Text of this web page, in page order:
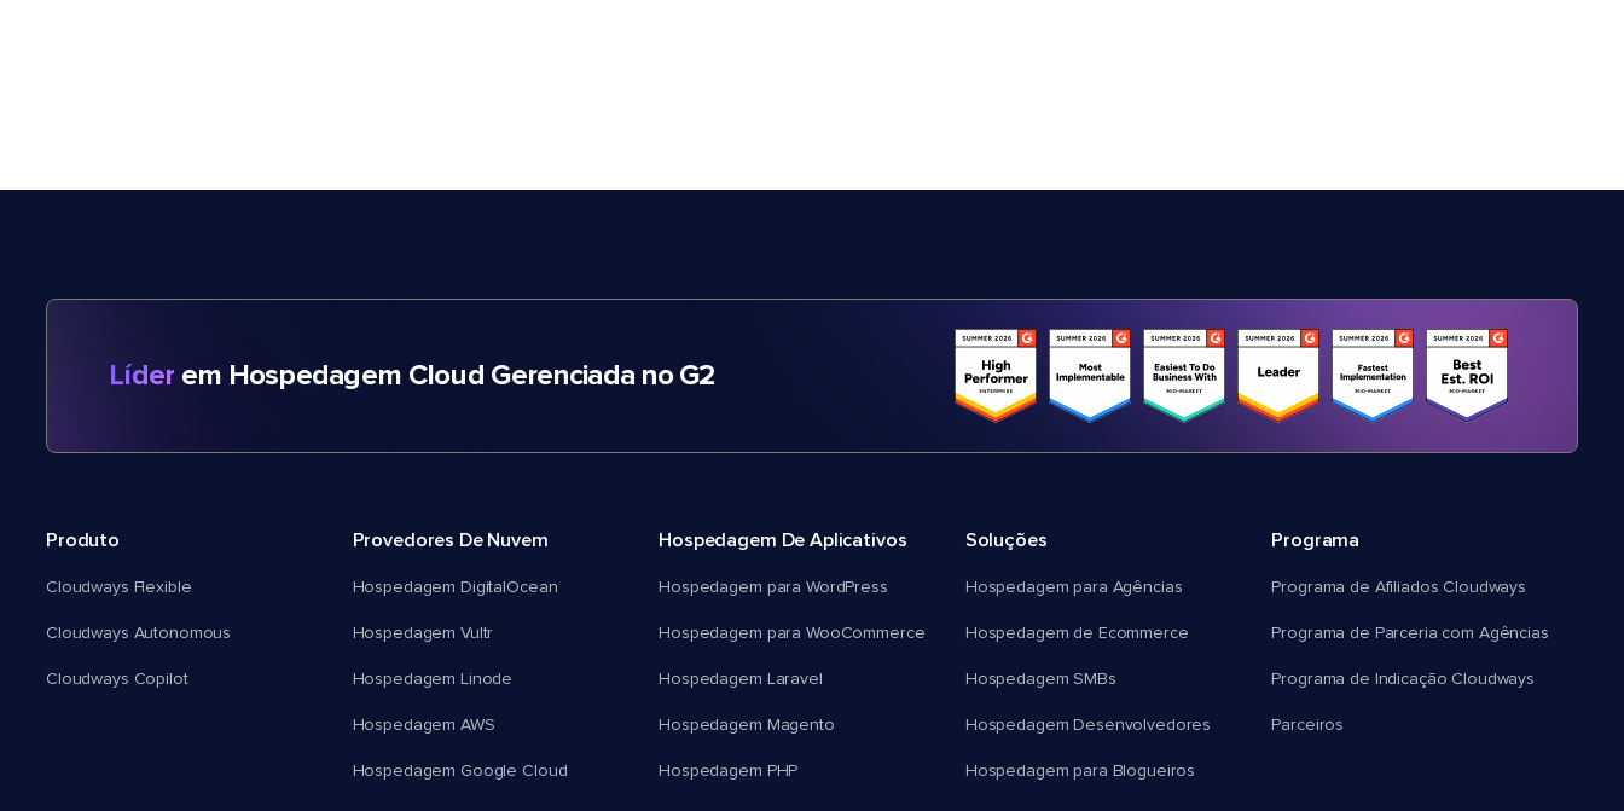
Líder em Hospedagem Cloud Gerenciada no G2
Produto
Cloudways Flexible
Cloudways Autonomous
Cloudways Copilot
Provedores De Nuvem
Hospedagem DigitalOcean
Hospedagem Vultr
Hospedagem Linode
Hospedagem AWS
Hospedagem Google Cloud
Hospedagem De Aplicativos
Hospedagem para WordPress
Hospedagem para WooCommerce
Hospedagem Laravel
Hospedagem Magento
Hospedagem PHP
Soluções
Hospedagem para Agências
Hospedagem de Ecommerce
Hospedagem SMBs
Hospedagem Desenvolvedores
Hospedagem para Blogueiros
Programa
Programa de Afiliados Cloudways
Programa de Parceria com Agências
Programa de Indicação Cloudways
Parceiros